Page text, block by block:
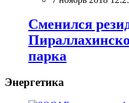
Сменился
парка
Энергетика